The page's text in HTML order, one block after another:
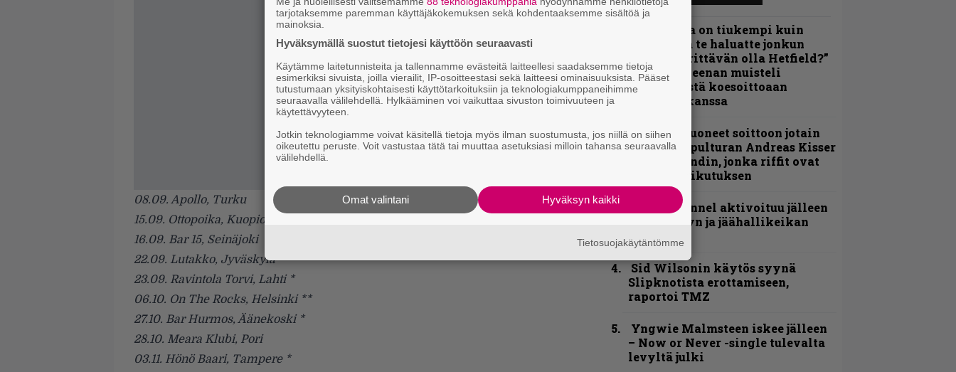
08.09. Apollo, Turku
15.09. Ottopoika, Kuopio *
16.09. Bar 15, Seinäjoki
22.09. Lutakko, Jyväskylä *
23.09. Ravintola Torvi, Lahti *
06.10. On The Rocks, Helsinki **
27.10. Bar Hurmos, Äänekoski *
28.10. Meara Klubi, Pori
03.11. Hönö Baari, Tampere *
”Metallica on tiukempi kuin
koskaan ja te haluatte jonkun
nulikan yrittävän olla Hetfield?”
– Pepper Keenan muisteli
ensimmäistä koesoittoaan
hevijätin kanssa
”He ovat tuoneet soittoon jotain
uutta” – Sepulturan Andreas Kisser
nimeää bändin, jonka riffit ovat
tehneet vaikutuksen
Blind Channel aktivoituu jälleen
uuden levyn ja jäähallikeikan
merkeissä
Sid Wilsonin käytös syynä
Slipknotista erottamiseen,
raportoi TMZ
Yngwie Malmsteen iskee jälleen
– Now or Never -single tulevalta
levyltä julki
tarjotaksemme paremman käyttäjäkokemuksen sekä kohdentaaksemme sisältöä ja
mainoksia.
Hyväksymällä suostut tietojesi käyttöön seuraavasti
Käytämme laitetunnisteita ja tallennamme evästeitä laitteellesi saadaksemme tietoja
esimerkiksi sivuista, joilla vierailit, IP-osoitteestasi sekä laitteesi ominaisuuksista. Pääset
tutustumaan yksityiskohtaisesti käyttötarkoituksiin ja teknologiakumppaneihimme
seuraavalla välilehdellä. Hylkääminen voi vaikuttaa sivuston toimivuuteen ja
käytettävyyteen.
Jotkin teknologiamme voivat käsitellä tietoja myös ilman suostumusta, jos niillä on siihen
oikeutettu peruste. Voit vastustaa tätä tai muuttaa asetuksiasi milloin tahansa seuraavalla
välilehdellä.
Hyväksyn kaikki
Omat valintani
Tietosuojakäytäntömme